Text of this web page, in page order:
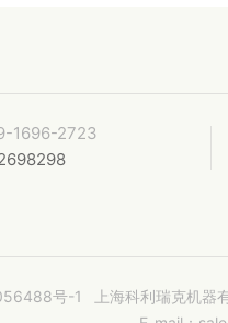
1696-2723
号-1 上海科利瑞克机器